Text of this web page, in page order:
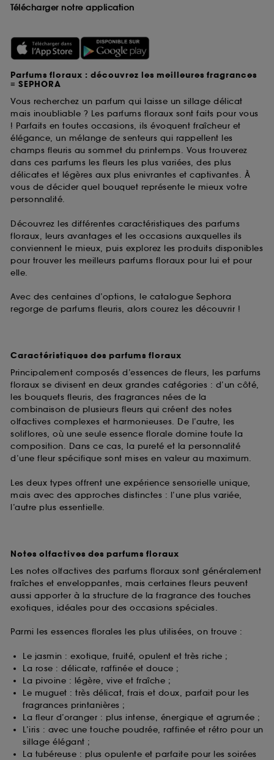
Télécharger notre application
Parfums floraux : découvrez les meilleures fragrances
≡ SEPHORA
Vous recherchez un parfum qui laisse un sillage délicat
mais inoubliable ? Les parfums floraux sont faits pour vous
! Parfaits en toutes occasions, ils évoquent fraîcheur et
élégance, un mélange de senteurs qui rappellent les
champs fleuris au sommet du printemps. Vous trouverez
dans ces parfums les fleurs les plus variées, des plus
délicates et légères aux plus enivrantes et captivantes. À
vous de décider quel bouquet représente le mieux votre
personnalité.
Découvrez les différentes caractéristiques des parfums
floraux, leurs avantages et les occasions auxquelles ils
conviennent le mieux, puis explorez les produits disponibles
pour trouver les meilleurs parfums floraux pour lui et pour
elle.
Avec des centaines d’options, le catalogue Sephora
regorge de parfums fleuris, alors courez les découvrir !
Caractéristiques des parfums floraux
Principalement composés d’essences de fleurs, les parfums
floraux se divisent en deux grandes catégories : d’un côté,
les bouquets fleuris, des fragrances nées de la
combinaison de plusieurs fleurs qui créent des notes
olfactives complexes et harmonieuses. De l’autre, les
soliflores, où une seule essence florale domine toute la
composition. Dans ce cas, la pureté et la personnalité
d’une fleur spécifique sont mises en valeur au maximum.
Les deux types offrent une expérience sensorielle unique,
mais avec des approches distinctes : l’une plus variée,
l’autre plus essentielle.
Notes olfactives des parfums floraux
Les notes olfactives des parfums floraux sont généralement
fraîches et enveloppantes, mais certaines fleurs peuvent
aussi apporter à la structure de la fragrance des touches
exotiques, idéales pour des occasions spéciales.
Parmi les essences florales les plus utilisées, on trouve :
Le jasmin : exotique, fruité, opulent et très riche ;
La rose : délicate, raffinée et douce ;
La pivoine : légère, vive et fraîche ;
Le muguet : très délicat, frais et doux, parfait pour les
fragrances printanières ;
La fleur d’oranger : plus intense, énergique et agrumée ;
L’iris : avec une touche poudrée, raffinée et rétro pour un
sillage élégant ;
La tubéreuse : plus opulente et parfaite pour les soirées